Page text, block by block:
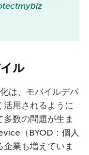
ル
は、モバイルデバ
活用されるように
数の問題が生ま
（BYOD：個人
業も増えていま